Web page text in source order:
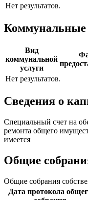
Нет результатов.
Коммунальные
Вид
коммунальной
услуги
Нет результатов.
Сведения о
Специальный счет на
ремонта общего
имеется
Общие
Общие собрания
Дата протокола